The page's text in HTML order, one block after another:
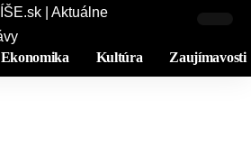
Ekonomika Kultúra Zaujímavosti